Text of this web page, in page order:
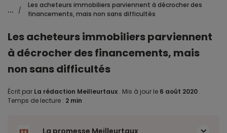
... /
Les acheteurs immobiliers parviennent à décrocher des
financements, mais non sans difficultés
Les acheteurs immobiliers parviennent
à décrocher des financements, mais
non sans difficultés
Écrit par La rédaction Meilleurtaux . Mis à jour le 6 août 2020 .
Temps de lecture : 2 min
La promesse Meilleurtaux